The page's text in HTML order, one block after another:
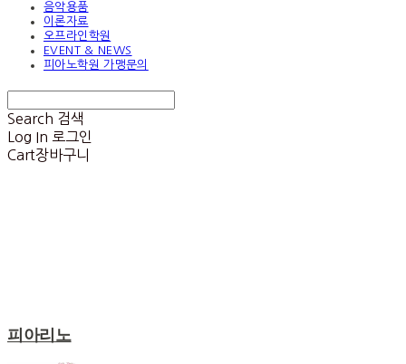
음악용품
이론자료
오프라인학원
EVENT & NEWS
피아노학원 가맹문의
Search 검색
Log In 로그인
Cart장바구니
피아리노